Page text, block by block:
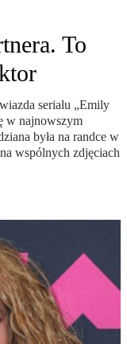
To
serialu „Emily
w najnowszym
była na randce w
wspólnych zdjęciach